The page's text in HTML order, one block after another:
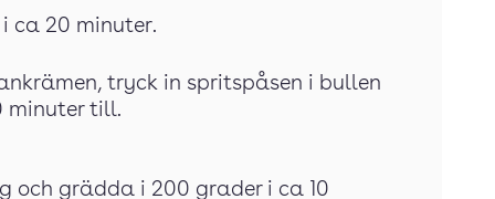
ca 20 minuter.
tryck in spritspåsen i bullen
minuter till.
och grädda i 200 grader i ca 10